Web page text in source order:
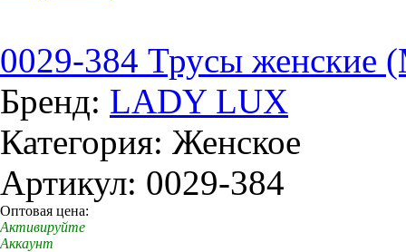
0029-384 Трусы женские
Бренд: LADY LUX
Категория: Женское
Артикул: 0029-384
Оптовая цена:
Активируйте
Аккаунт